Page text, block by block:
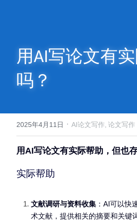
免费福利
用AI写论文有
吗？
2025年4月11日 · AI论文写作, 论文写作
用AI写论文有实际帮助，但也存
实际帮助
文献调研与资料收集 ：AI可以快
术文献，提供相关的摘要和关键